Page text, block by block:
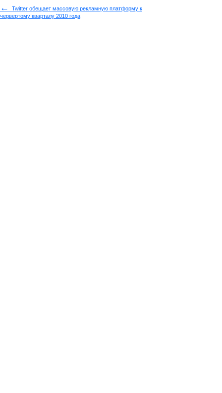
←
Twitter обещает массовую рекламную платформу к
червертому кварталу 2010 года